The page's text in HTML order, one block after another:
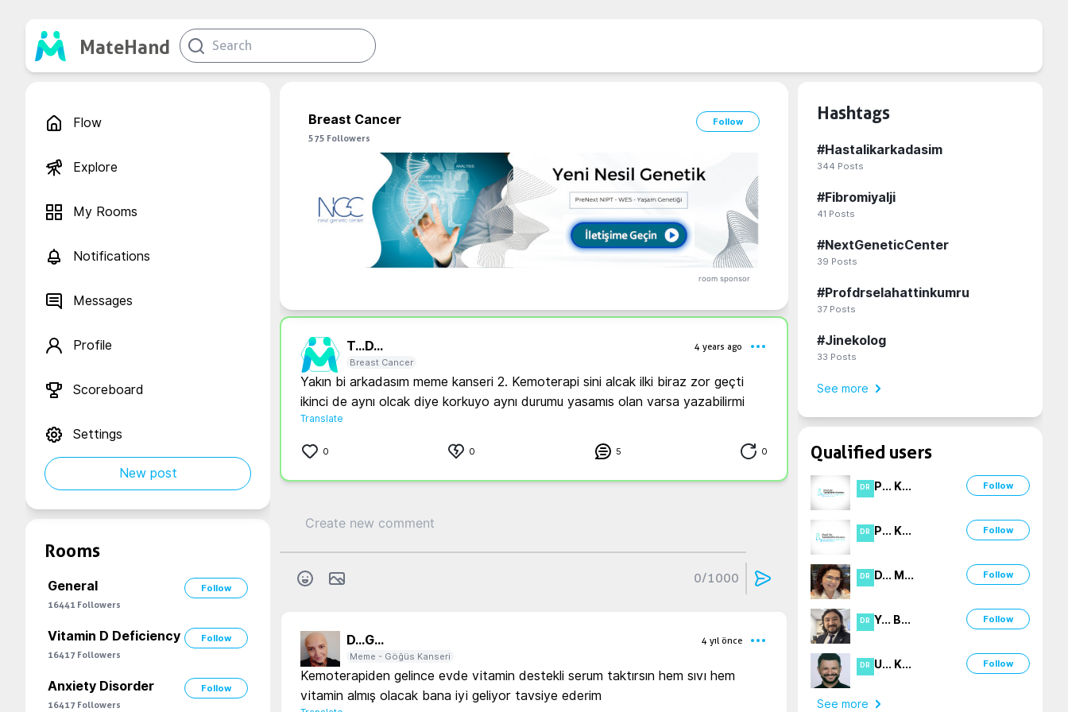
MateHand
Flow
Explore
My Rooms
Notifications
Messages
Profile
Scoreboard
Settings
New post
Rooms
General
Follow
16441 Followers
Vitamin D Deficiency
Follow
16417 Followers
Anxiety Disorder
Follow
16417 Followers
Breast Cancer
Follow
575 Followers
room sponsor
T...D...
4 years ago
Breast Cancer
Yakın bi arkadasım meme kanseri 2. Kemoterapi sini alcak ilki biraz zor geçti
ikinci de aynı olcak diye korkuyo aynı durumu yasamıs olan varsa yazabilirmi
Translate
0 0 5 0
0/1000
D...G...
4 yıl önce
Meme - Göğüs Kanseri
Kemoterapiden gelince evde vitamin destekli serum taktırsın hem sıvı hem
vitamin almış olacak bana iyi geliyor tavsiye ederim
Hashtags
#Hastalikarkadasim
344 Posts
#Fibromiyalji
41 Posts
#NextGeneticCenter
39 Posts
#Profdrselahattinkumru
37 Posts
#Jinekolog
33 Posts
See more
Qualified users
DR P... K... Follow
DR P... K... Follow
DR D... M... Follow
DR Y... B... Follow
DR U... K... Follow
See more